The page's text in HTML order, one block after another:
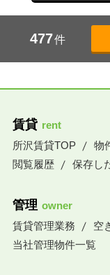
477件
賃貸 rent
所沢賃貸TOP
物
閲覧履歴
保存し
管理 owner
賃貸管理業務
空
当社管理物件一覧